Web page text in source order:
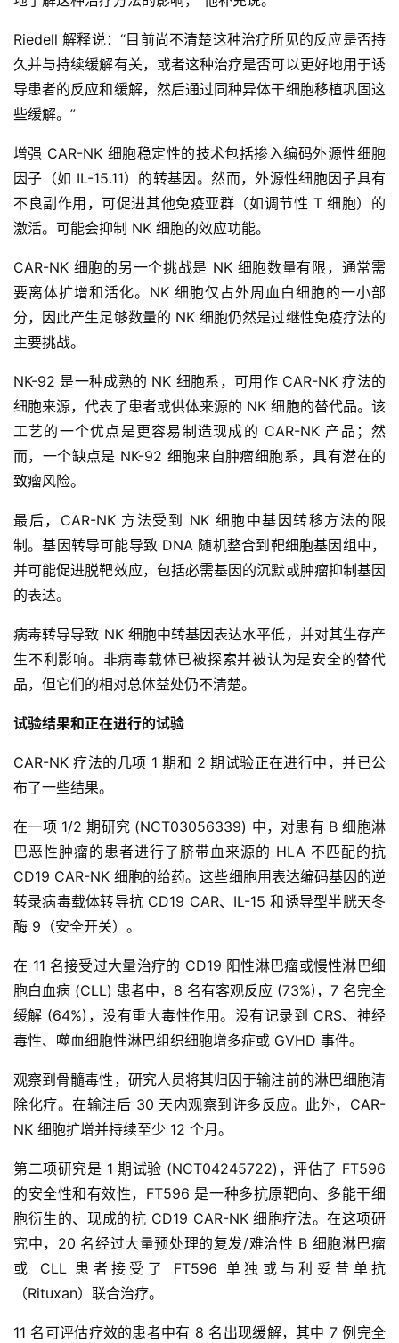
讯
再
生
医
学
临
床
化
会
活
动
关
我
们
登录 注册
Riedell 解释说：“目前尚不清楚这种治疗所见的反应是否持
久并与持续缓解有关，或者这种治疗是否可以更好地用于诱
导患者的反应和缓解，然后通过同种异体干细胞移植巩固这
些缓解。”
增强 CAR-NK 细胞稳定性的技术包括掺入编码外源性细胞
因子（如 IL-15.11）的转基因。然而，外源性细胞因子具有
不良副作用，可促进其他免疫亚群（如调节性 T 细胞）的
激活。可能会抑制 NK 细胞的效应功能。
CAR-NK 细胞的另一个挑战是 NK 细胞数量有限，通常需
要离体扩增和活化。NK 细胞仅占外周血白细胞的一小部
分，因此产生足够数量的 NK 细胞仍然是过继性免疫疗法的
主要挑战。
NK-92 是一种成熟的 NK 细胞系，可用作 CAR-NK 疗法的
细胞来源，代表了患者或供体来源的 NK 细胞的替代品。该
工艺的一个优点是更容易制造现成的 CAR-NK 产品；然
而，一个缺点是 NK-92 细胞来自肿瘤细胞系，具有潜在的
致瘤风险。
最后，CAR-NK 方法受到 NK 细胞中基因转移方法的限
制。基因转导可能导致 DNA 随机整合到靶细胞基因组中，
并可能促进脱靶效应，包括必需基因的沉默或肿瘤抑制基因
的表达。
病毒转导导致 NK 细胞中转基因表达水平低，并对其生存产
生不利影响。非病毒载体已被探索并被认为是安全的替代
品，但它们的相对总体益处仍不清楚。
试验结果和正在进行的试验
CAR-NK 疗法的几项 1 期和 2 期试验正在进行中，并已公
布了一些结果。
在一项 1/2 期研究 (NCT03056339) 中，对患有 B 细胞淋
巴恶性肿瘤的患者进行了脐带血来源的 HLA 不匹配的抗
CD19 CAR-NK 细胞的给药。这些细胞用表达编码基因的逆
转录病毒载体转导抗 CD19 CAR、IL-15 和诱导型半胱天冬
酶 9（安全开关）。
在 11 名接受过大量治疗的 CD19 阳性淋巴瘤或慢性淋巴细
胞白血病 (CLL) 患者中，8 名有客观反应 (73%)，7 名完全
缓解 (64%)，没有重大毒性作用。没有记录到 CRS、神经
毒性、噬血细胞性淋巴组织细胞增多症或 GVHD 事件。
观察到骨髓毒性，研究人员将其归因于输注前的淋巴细胞清
除化疗。在输注后 30 天内观察到许多反应。此外，CAR-
NK 细胞扩增并持续至少 12 个月。
第二项研究是 1 期试验 (NCT04245722)，评估了 FT596
的安全性和有效性，FT596 是一种多抗原靶向、多能干细
胞衍生的、现成的抗 CD19 CAR-NK 细胞疗法。在这项研
究中，20 名经过大量预处理的复发/难治性 B 细胞淋巴瘤
或 CLL 患者接受了 FT596 单独或与利妥昔单抗
（Rituxan）联合治疗。
11 名可评估疗效的患者中有 8 名出现缓解，其中 7 例完全